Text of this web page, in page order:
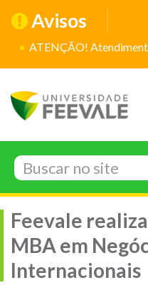
Avisos
ATENÇÃO!
Feevale
MBA em
Internacionais